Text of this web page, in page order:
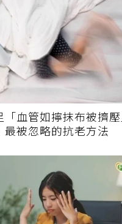
血管如擰抹布被擠壓
最被忽略的抗老方法